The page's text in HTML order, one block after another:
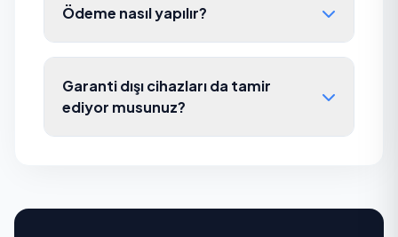
Ödeme nasıl yapılır?
Garanti dışı cihazları da tamir
ediyor musunuz?